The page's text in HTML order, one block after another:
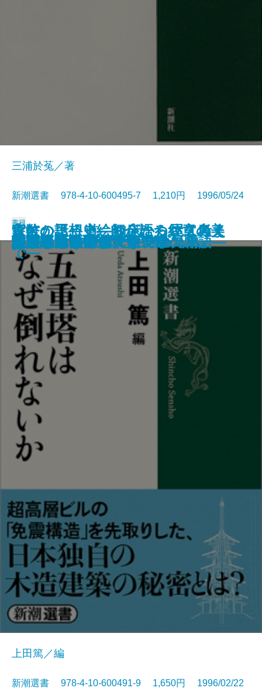
慰安婦と戦場の性
秘伝 中学入試国語読解法
家紋の話―上絵師が語る紋章の美
―
現代史の中で考える
貨幣の思想史―お金について考え
た人びと―
世界史の中から考える
漱石とその時代 第四部
いのちの文化人類学
禅がわかる本
東洋医学を知っていますか
三浦於菟／著
新潮選書 978-4-10-600495-7 1,210円 1996/05/24
書籍
五重塔はなぜ倒れないか
上田篤／編
新潮選書 978-4-10-600491-9 1,650円 1996/02/22
科学者とは何か
森にかよう道―知床から屋久島ま
で―
天才の勉強術
漱石とその時代 第三部
卵が私になるまで―発生の物語―
分類という思想
謎とき『カラマーゾフの兄弟』
大人のための偉人伝
非言語コミュニケーション